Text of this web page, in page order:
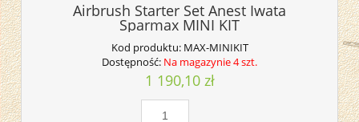
Airbrush Starter Set Anest Iwata
Sparmax MINI KIT
Kod produktu: MAX-MINIKIT
Dostępność: Na magazynie 4 szt.
1 190,10 zł